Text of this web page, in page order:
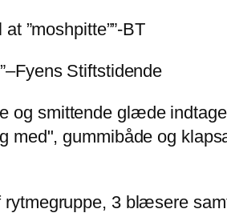
”moshpitte””-BT
Stiftstidende
og smittende glæde
med", gummibåde og
rytmegruppe, 3 blæsere